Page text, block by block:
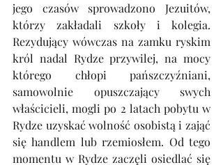
jego czasów sprowadzono Jezuitów,
którzy zakładali szkoły i kolegia.
Rezydujący wówczas na zamku ryskim
król nadal Rydze przywilej, na mocy
którego chłopi pańszczyźniani,
samowolnie opuszczający swych
właścicieli, mogli po 2 latach pobytu w
Rydze uzyskać wolność osobistą i zająć
się handlem lub rzemiosłem. Od tego
momentu w Rydze zaczęli osiedlać się